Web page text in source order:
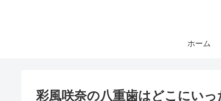
ホーム
彩風咲奈の八重歯はどこにい